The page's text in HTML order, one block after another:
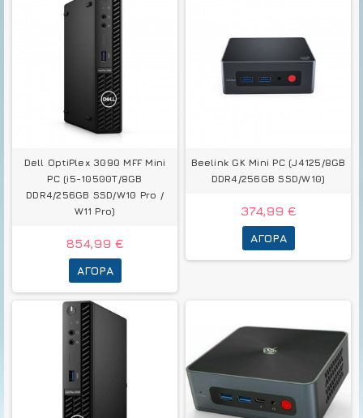
Dell OptiPlex 3090 MFF Mini
PC (i5-10500T/8GB
DDR4/256GB SSD/W10 Pro /
W11 Pro)
854,99 €
ΑΓΟΡΆ
Beelink GK Mini PC (J4125/8GB
DDR4/256GB SSD/W10)
374,99 €
ΑΓΟΡΆ